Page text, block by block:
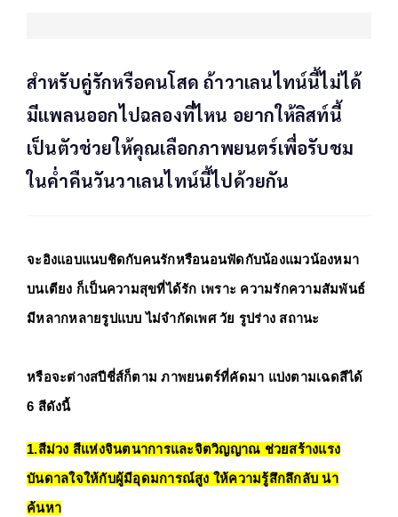
สำหรับคู่รักหรือคนโสด ถ้าวาเลนไทน์นี้ไม่ได้
มีแพลนออกไปฉลองที่ไหน อยากให้ลิสท์นี้
เป็นตัวช่วยให้คุณเลือกภาพยนตร์เพื่อรับชม
ในค่ำคืนวันวาเลนไทน์นี้ไปด้วยกัน
จะอิงแอบแนบชิดกับคนรักหรือนอนฟัดกับน้องแมวน้องหมา
บนเตียง ก็เป็นความสุขที่ได้รัก เพราะ
มีหลากหลายรูปแบบ ไม่จำกัดเพศ วัย รูปร่าง สถานะ
หรือจะต่างสปีชี่ส์ก็ตาม ภาพยนตร์ที่คัดมา แบ่งตามเฉดสีได้
6 สีดังนี้
1.สีม่วง สีแห่งจินตนาการและจิตวิญญาณ ช่วยสร้างแรง
บันดาลใจให้กับผู้มีอุดมการณ์สูง ให้ความรู้สึกลึกลับ น่า
ค้นหา